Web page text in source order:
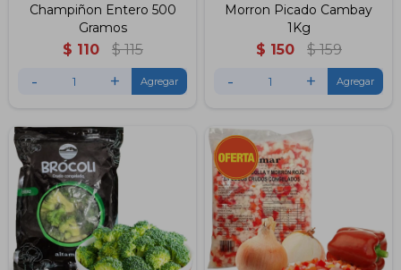
Champiñon Entero 500
Gramos
$ 110 $ 115
- +
Morron Picado Cambay
1Kg
$ 150 $ 159
- +